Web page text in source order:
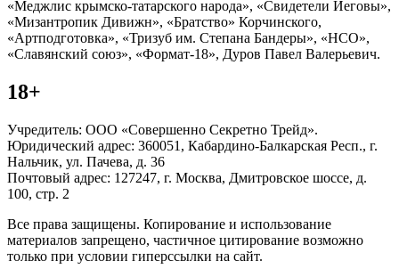
«Меджлис крымско-татарского народа», «Свидетели Иеговы»,
«Мизантропик Дивижн», «Братство» Корчинского,
«Артподготовка», «Тризуб им. Степана Бандеры», «НСО»,
«Славянский союз», «Формат-18», Дуров Павел Валерьевич.
18+
Учредитель: ООО «Совершенно Секретно Трейд».
Юридический адрес: 360051, Кабардино-Балкарская Респ., г.
Нальчик, ул. Пачева, д. 36
Почтовый адрес: 127247, г. Москва, Дмитровское шоссе, д.
100, стр. 2
Все права защищены. Копирование и использование
материалов запрещено, частичное цитирование возможно
только при условии гиперссылки на сайт.